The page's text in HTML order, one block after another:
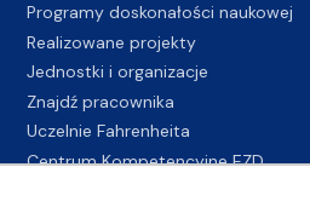
Programy doskonałości naukowej
Realizowane projekty
Jednostki i organizacje
Znajdź pracownika
Uczelnie Fahrenheita
Centrum Kompetencyjne EZD